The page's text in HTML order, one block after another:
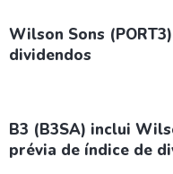
Wilson Sons
dividendos
B3 (B3SA) inclui
prévia de índice de